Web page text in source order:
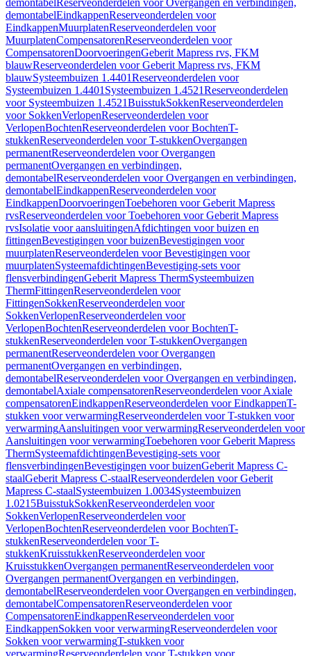
demontabelReserveonderdelen voor Overgangen en verbindingen,
demontabelEindkappenReserveonderdelen voor
EindkappenMuurplatenReserveonderdelen voor
MuurplatenCompensatorenReserveonderdelen voor
CompensatorenDoorvoeringenGeberit Mapress rvs, FKM
blauwReserveonderdelen voor Geberit Mapress rvs, FKM
blauwSysteembuizen 1.4401Reserveonderdelen voor
Systeembuizen 1.4401 Systeembuizen 1.4521Reserveonderdelen
voor Systeembuizen 1.4521BuisstukSokkenReserveonderdelen
voor SokkenVerlopenReserveonderdelen voor
VerlopenBochtenReserveonderdelen voor BochtenT-
stukkenReserveonderdelen voor T-stukkenOvergangen
permanentReserveonderdelen voor Overgangen
permanentOvergangen en verbindingen,
demontabelReserveonderdelen voor Overgangen en verbindingen,
demontabelEindkappenReserveonderdelen voor
EindkappenDoorvoeringenToebehoren voor Geberit Mapress
rvsReserveonderdelen voor Toebehoren voor Geberit Mapress
rvsIsolatie voor aansluitingenAfdichtingen voor buizen en
fittingenBevestigingen voor buizenBevestigingen voor
muurplatenReserveonderdelen voor Bevestigingen voor
muurplatenSysteemafdichtingenBevestiging-sets voor
flensverbindingenGeberit Mapress ThermSysteembuizen
ThermFittingenReserveonderdelen voor
FittingenSokkenReserveonderdelen voor
SokkenVerlopenReserveonderdelen voor
VerlopenBochtenReserveonderdelen voor BochtenT-
stukkenReserveonderdelen voor T-stukkenOvergangen
permanentReserveonderdelen voor Overgangen
permanentOvergangen en verbindingen,
demontabelReserveonderdelen voor Overgangen en verbindingen,
demontabelAxiale compensatorenReserveonderdelen voor Axiale
compensatorenEindkappenReserveonderdelen voor EindkappenT-
stukken voor verwarmingReserveonderdelen voor T-stukken voor
verwarmingAansluitingen voor verwarmingReserveonderdelen voor
Aansluitingen voor verwarmingToebehoren voor Geberit Mapress
ThermSysteemafdichtingenBevestiging-sets voor
flensverbindingenBevestigingen voor buizenGeberit Mapress C-
staalGeberit Mapress C-staalReserveonderdelen voor Geberit
Mapress C-staalSysteembuizen 1.0034Systeembuizen
1.0215BuisstukSokkenReserveonderdelen voor
SokkenVerlopenReserveonderdelen voor
VerlopenBochtenReserveonderdelen voor BochtenT-
stukkenReserveonderdelen voor T-
stukkenKruisstukkenReserveonderdelen voor
KruisstukkenOvergangen permanentReserveonderdelen voor
Overgangen permanentOvergangen en verbindingen,
demontabelReserveonderdelen voor Overgangen en verbindingen,
demontabelCompensatorenReserveonderdelen voor
CompensatorenEindkappenReserveonderdelen voor
EindkappenSokken voor verwarmingReserveonderdelen voor
Sokken voor verwarmingT-stukken voor
verwarmingReserveonderdelen voor T-stukken voor